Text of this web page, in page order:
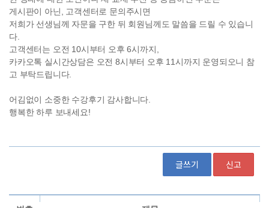
글쓰기 신고